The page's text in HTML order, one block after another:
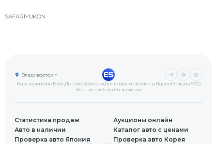
SAFARIYUKON
КалькуляторыБлогДоговорОплатаДоставка в регионыВидеоОтзывыFAQ
КонтактыОнлайн камеры
Владивосток
Статистика продаж
Аукционы онлайн
Авто в наличии
Каталог авто с ценами
Проверка авто Япония
Проверка авто Корея